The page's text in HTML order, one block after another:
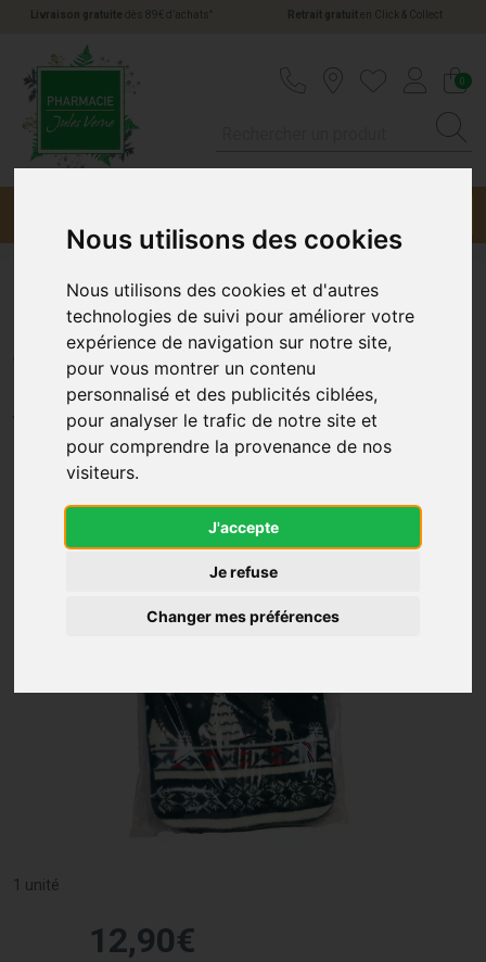
Nous utilisons des cookies
Nous utilisons des cookies et d'autres
technologies de suivi pour améliorer votre
expérience de navigation sur notre site,
pour vous montrer un contenu
personnalisé et des publicités ciblées,
pour analyser le trafic de notre site et
pour comprendre la provenance de nos
visiteurs.
J'accepte
Je refuse
Changer mes préférences
Livraison gratuite dès 89€ d’achats * Retrait gratuiten Click & Collect
0
Bouil Estipharm Fantaisie
Tissu 2L
ESTIPHARM
1 unité
12,90€